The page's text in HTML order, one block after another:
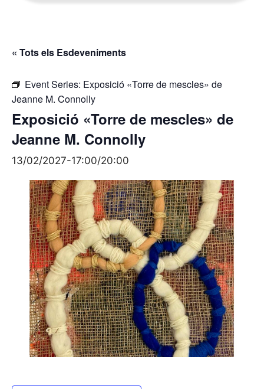
« Tots els Esdeveniments
Event Series: Exposició «Torre de mescles» de
Jeanne M. Connolly
Exposició «Torre de mescles» de
Jeanne M. Connolly
13/02/2027-17:00/20:00